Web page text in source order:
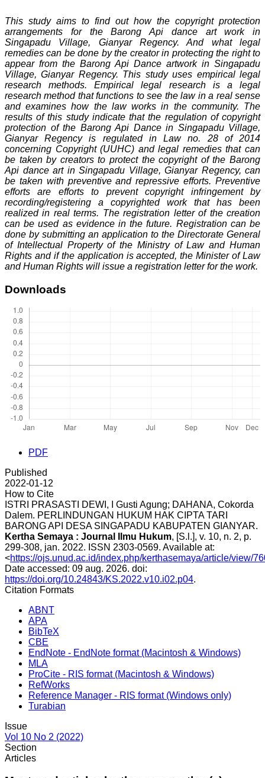
This study aims to find out how the copyright protection
arrangements for the Barong Api dance art work in
Singapadu Village, Gianyar Regency. And what legal
remedies can be done by the creator in protecting the right to
appear from the Barong Api Dance artwork in Singapadu
Village, Gianyar Regency. This study uses empirical legal
research methods. Empirical legal research is a legal
research method that functions to see the law in a real sense
and examines how the law works in the community. The
results of this study indicate that the regulation of copyright
protection of the Barong Api Dance in Singapadu Village,
Gianyar Regency is regulated in Law no. 28 of 2014
concerning Copyright (UUHC) and legal remedies that can
be taken by creators to protect the copyright of the Barong
Api dance art in Singapadu Village, Gianyar Regency, can
be taken with preventive and repressive efforts. Preventive
efforts are efforts to prevent copyright infringement by
recording/registering a copyrighted work that has been
realized in real terms. The registration letter of the creation
can be used as evidence in the future. Registration can be
done by submitting an application to the Directorate General
of Intellectual Property of the Ministry of Law and Human
Rights and if the application is accepted, the Minister of Law
and Human Rights will issue a registration letter for the work.
Downloads
PDF
Published
2022-01-12
How to Cite
ISTRI PRASASTI DEWI, I Gusti Agung; DAHANA, Cokorda
Dalem. PERLINDUNGAN HUKUM HAK CIPTA TARI
BARONG API DESA SINGAPADU KABUPATEN GIANYAR.
Kertha Semaya : Journal Ilmu Hukum, [S.l.], v. 10, n. 2, p.
299-308, jan. 2022. ISSN 2303-0569. Available at:
<https://ojs.unud.ac.id/index.php/kerthasemaya/article/view/
Date accessed: 09 aug. 2026. doi:
https://doi.org/10.24843/KS.2022.v10.i02.p04.
Citation Formats
ABNT
APA
BibTeX
CBE
EndNote - EndNote format (Macintosh & Windows)
MLA
ProCite - RIS format (Macintosh & Windows)
RefWorks
Reference Manager - RIS format (Windows only)
Turabian
Issue
Vol 10 No 2 (2022)
Section
Articles